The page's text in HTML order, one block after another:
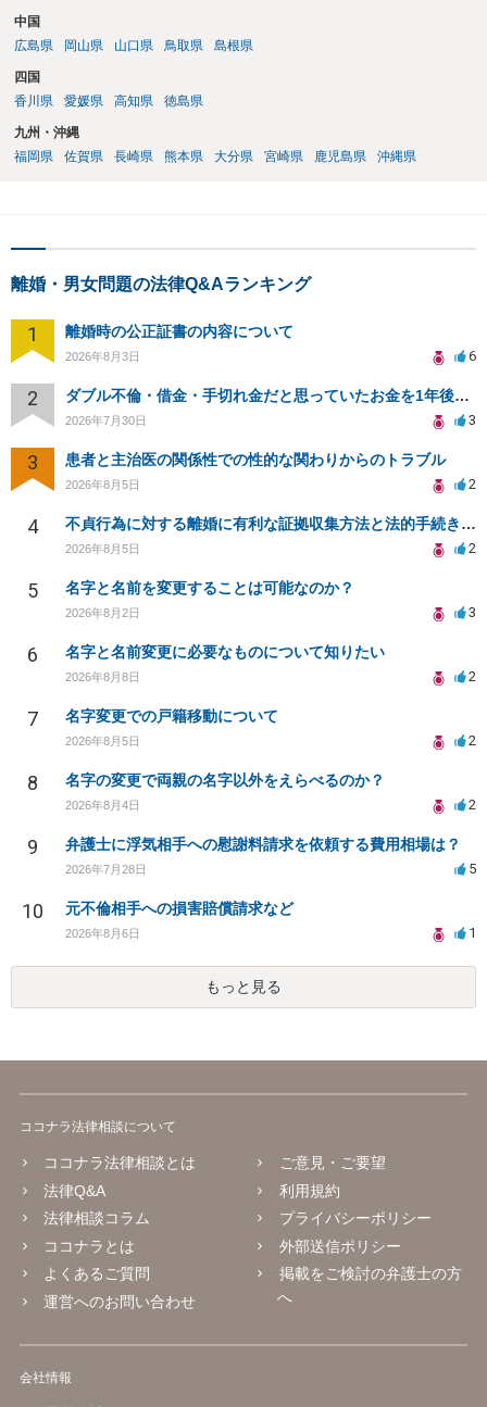
中国
広島県
岡山県 山口県 鳥取県 島根県
四国
香川県
愛媛県 高知県 徳島県
九州・沖縄
福岡県
佐賀県 長崎県 熊本県 大分県 宮崎県 鹿児島県 沖縄県
離婚・男女問題の法律Q&Aランキング
1 離婚時の公正証書の内容について
2026年8月3日 6
2 ダブル不倫・借金・手切れ金だと思っていたお金を1年後いまさら脅迫罪として通知書が来てまとめて請求
2026年7月30日 3
3 患者と主治医の関係性での性的な関わりからのトラブル
2026年8月5日 2
4 不貞行為に対する離婚に有利な証拠収集方法と法的手続きについて
2026年8月5日 2
5 名字と名前を変更することは可能なのか？
2026年8月2日 3
6 名字と名前変更に必要なものについて知りたい
2026年8月8日 2
7 名字変更での戸籍移動について
2026年8月5日 2
8 名字の変更で両親の名字以外をえらべるのか？
2026年8月4日 2
9 弁護士に浮気相手への慰謝料請求を依頼する費用相場は？
2026年7月28日 5
10 元不倫相手への損害賠償請求など
2026年8月6日 1
もっと見る
ココナラ法律相談について
ココナラ法律相談とは
法律Q&A
法律相談コラム
ココナラとは
よくあるご質問
運営へのお問い合わせ
ご意見・ご要望
利用規約
プライバシーポリシー
外部送信ポリシー
掲載をご検討の弁護士の方
へ
会社情報